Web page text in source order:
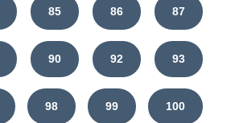
85 86 87
90 92 93
98 99 100